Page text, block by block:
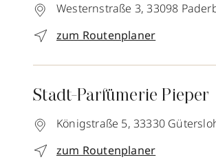
Westernstraße 3, 33098
zum Routenplaner
Stadt-Parfümerie Pieper
Königstraße 5, 33330
zum Routenplaner